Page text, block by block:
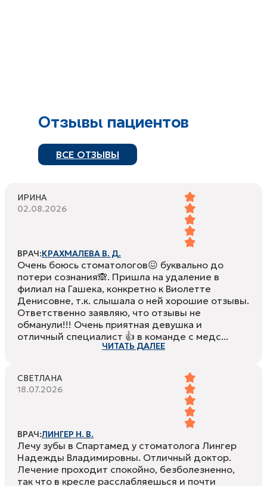
Отзывы пациентов
ВСЕ ОТЗЫВЫ
ИРИНА
02.08.2026
ВРАЧ:КРАХМАЛЕВА В. Д.
Очень боюсь стоматологов😖 буквально до
потери сознания🙈. Пришла на удаление в
филиал на Гашека, конкретно к Виолетте
Денисовне, т.к. слышала о ней хорошие отзывы.
Ответственно заявляю, что отзывы не
обманули!!! Очень приятная девушка и
отличный специалист 👍 в команде с медс...
ЧИТАТЬ ДАЛЕЕ
СВЕТЛАНА
18.07.2026
ВРАЧ:ЛИНГЕР Н. В.
Лечу зубы в Спартамед у стоматолога Лингер
Надежды Владимировны. Отличный доктор.
Лечение проходит спокойно, безболезненно,
так что в кресле расслабляешься и почти